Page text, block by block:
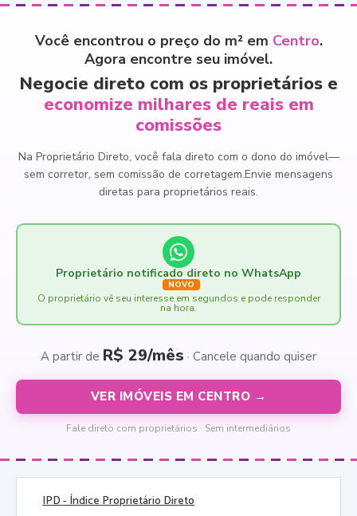
Você encontrou o preço do m² em Centro.
Agora encontre seu imóvel.
Negocie direto com os proprietários e
economize milhares de reais em
comissões
Na Proprietário Direto, você fala direto com o dono do imóvel—
sem corretor, sem comissão de corretagem.Envie mensagens
diretas para proprietários reais.
Proprietário notificado direto no WhatsApp
NOVO
O proprietário vê seu interesse em segundos e pode responder
na hora.
A partir de R$ 29/mês · Cancele quando quiser
VER IMÓVEIS EM CENTRO →
Fale direto com proprietários · Sem intermediários
IPD- Índice Proprietário Direto